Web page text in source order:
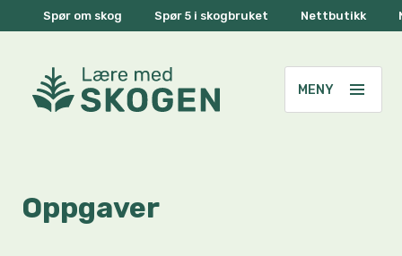
Spør om skog Spør 5 i skogbruket Nettbutikk
Oppgaver